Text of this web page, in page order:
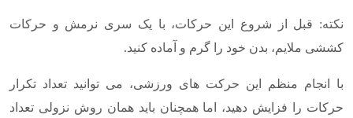
نکته: قبل از شروع این حرکات، با یک سری نرمش و حرکات
کششی ملایم، بدن خود را گرم و آماده کنید.
با انجام منظم این حرکت های ورزشی، می توانید تعداد تکرار
حرکات را فزایش دهید، اما همچنان باید همان روش نزولی تعداد